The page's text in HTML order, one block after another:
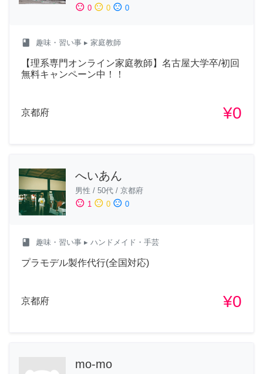
sentiment_satisfied 0 sentiment_neutral 0 sentiment_dissatisfied 0
class 趣味・習い事 ▸ 家庭教師
【理系専門オンライン家庭教師】名古屋大学卒/初回
無料キャンペーン中！！
京都府 ¥0
へいあん
男性 / 50代 / 京都府
sentiment_satisfied 1 sentiment_neutral 0 sentiment_dissatisfied 0
class 趣味・習い事 ▸ ハンドメイド・手芸
プラモデル製作代行(全国対応)
京都府 ¥0
mo-mo